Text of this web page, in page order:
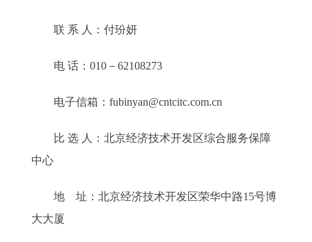
联 系 人：付玢妍
电 话：010－62108273
电子信箱：fubinyan@cntcitc.com.cn
比 选 人：北京经济技术开发区综合服务保障
中心
地 址：北京经济技术开发区荣华中路15号博
大大厦